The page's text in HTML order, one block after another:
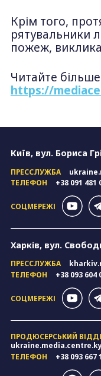
Крім того,
рятувальники
пожеж,
Читайте
https://
Київ, вул. Бориса
ПРЕССЛУЖБА
ТЕЛЕФОН
+38 091 481
СОЦМЕРЕЖІ
Харків, вул.
ПРЕССЛУЖБА
ТЕЛЕФОН
+38 093 604
СОЦМЕРЕЖІ
ПРОДЮСЕРСЬКИЙ
ТЕЛЕФОН
+38 093 667